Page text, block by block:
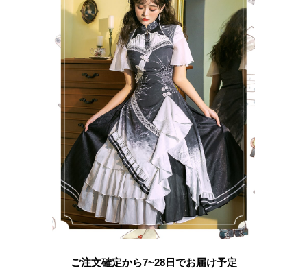
ご注文確定から7~28日でお届け予定